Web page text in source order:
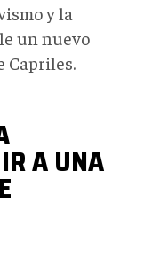
y la
un nuevo
Capriles.
A UNA